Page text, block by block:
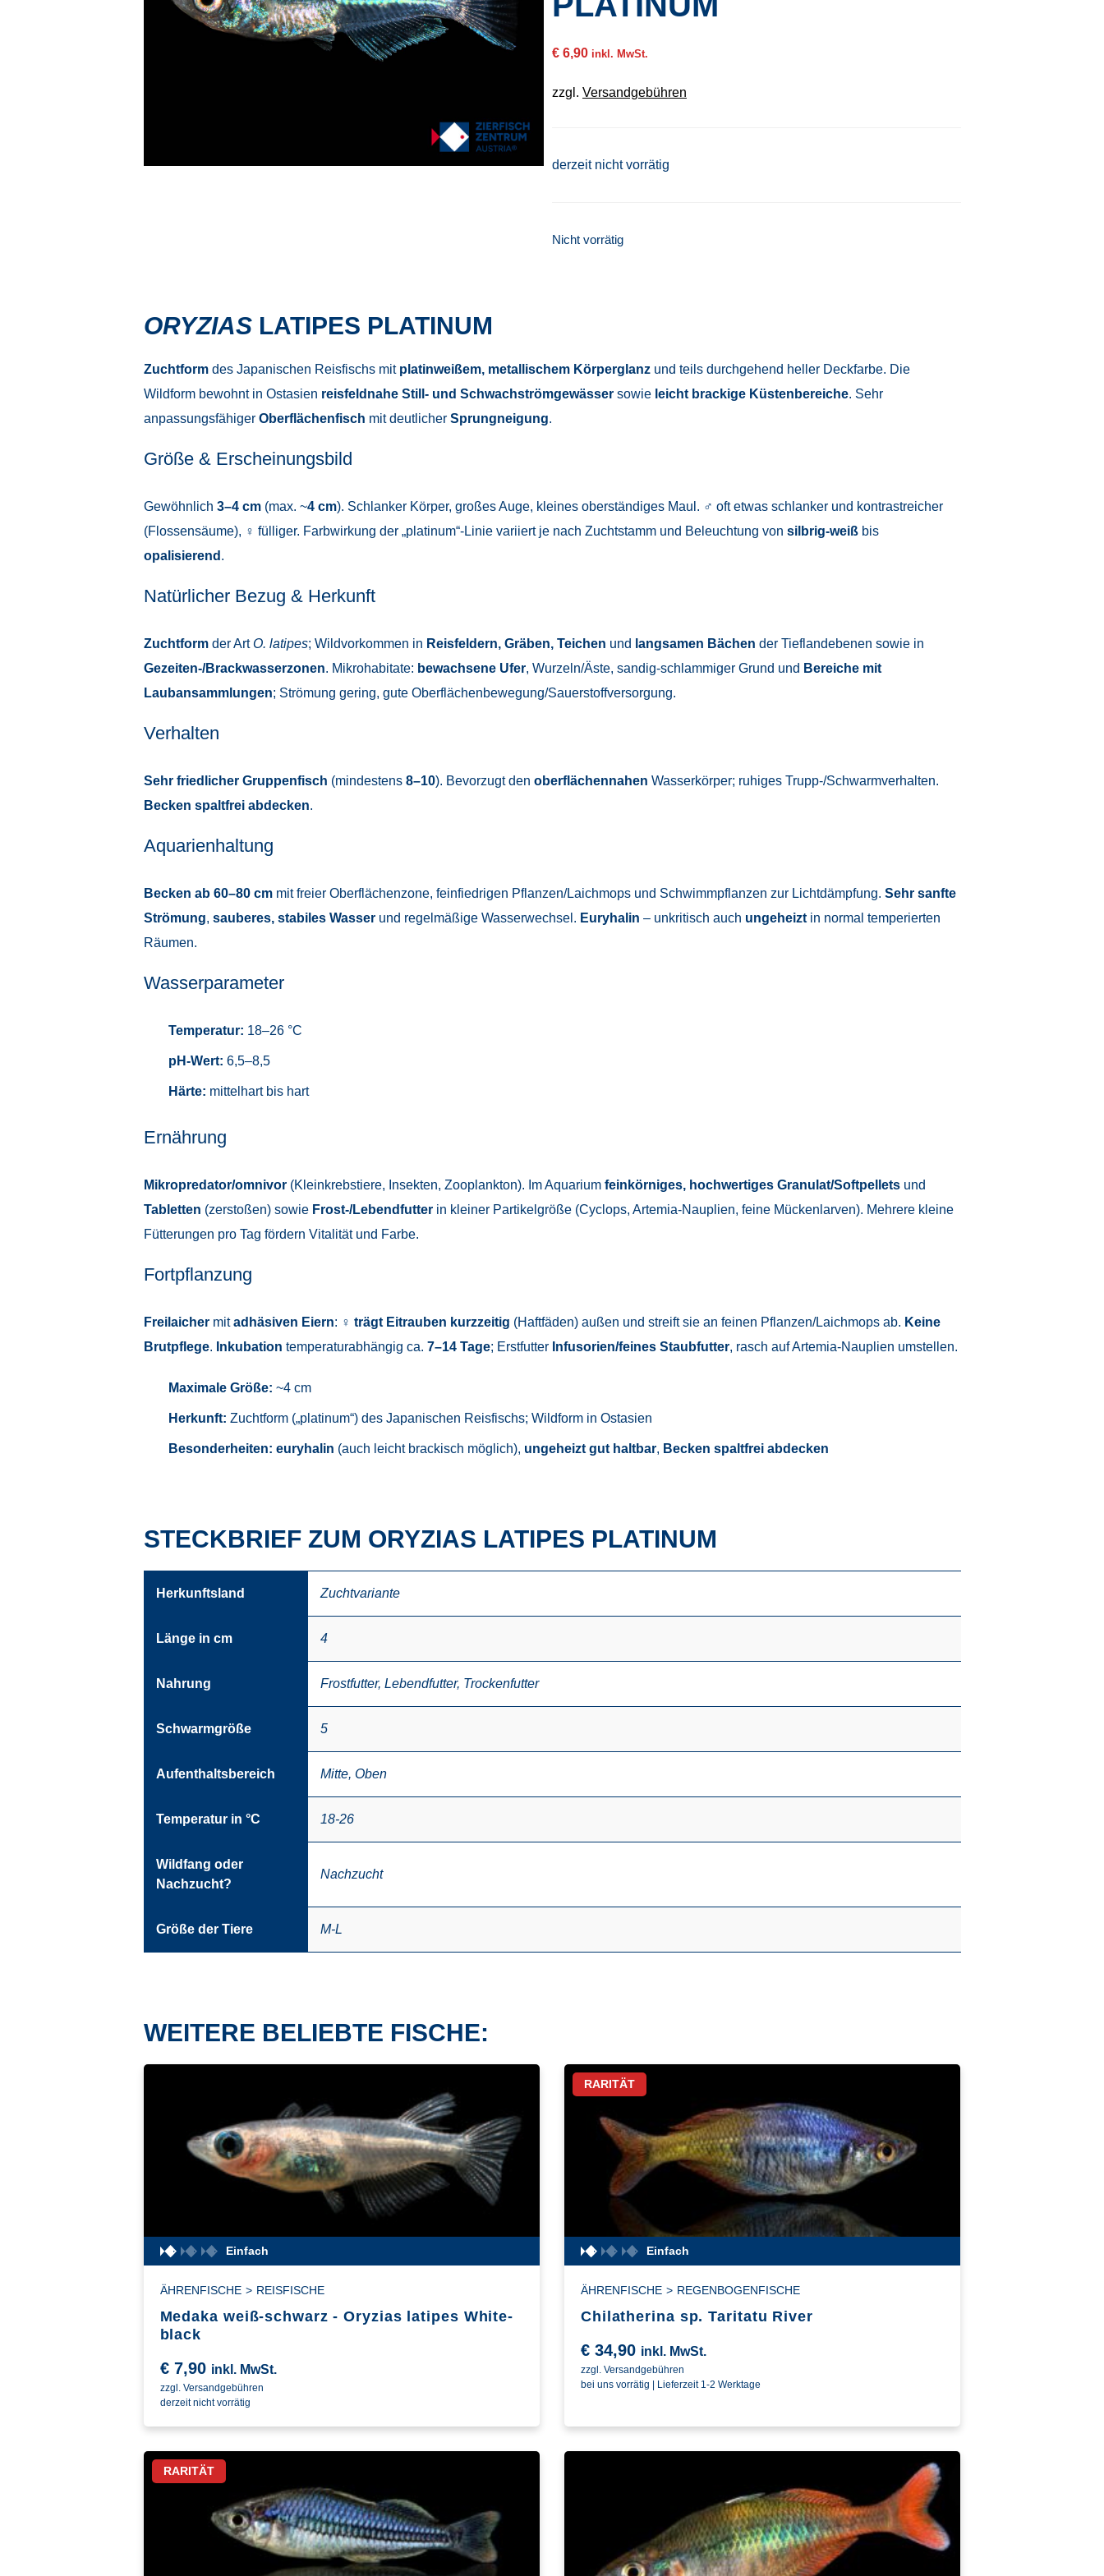
€ 6,90 inkl. MwSt.
zzgl. Versandgebühren
derzeit nicht vorrätig
Nicht vorrätig
ORYZIASLATIPES PLATINUM
Zuchtformdes Japanischen Reisfischs mit platinweißem, metallischem Körperglanzund teils durchgehend heller Deckfarbe. Die
Wildform bewohnt in Ostasien reisfeldnahe Still- und Schwachströmgewässersowie leicht brackige Küstenbereiche. Sehr
anpassungsfähiger Oberflächenfisch mit deutlicher Sprungneigung.
Größe & Erscheinungsbild
Gewöhnlich 3–4 cm(max. ~4 cm). Schlanker Körper, großes Auge, kleines oberständiges Maul. ♂ oft etwas schlanker und kontrastreicher
(Flossensäume), ♀ fülliger. Farbwirkung der „platinum“-Linie variiert je nach Zuchtstamm und Beleuchtung von silbrig-weißbis
opalisierend .
Natürlicher Bezug & Herkunft
Zuchtformder ArtO. latipes; Wildvorkommen in Reisfeldern, Gräben, Teichen und langsamen Bächen der Tieflandebenen sowie in
Gezeiten-/Brackwasserzonen. Mikrohabitate: bewachsene Ufer, Wurzeln/Äste, sandig-schlammiger Grund und Bereiche mit
Laubansammlungen; Strömung gering, gute Oberflächenbewegung/Sauerstoffversorgung.
Verhalten
Sehr friedlicher Gruppenfisch (mindestens 8–10). Bevorzugt den oberflächennahen Wasserkörper; ruhiges Trupp-/Schwarmverhalten.
Becken spaltfrei abdecken.
Aquarienhaltung
Becken ab 60–80 cmmit freier Oberflächenzone, feinfiedrigen Pflanzen/Laichmops und Schwimmpflanzen zur Lichtdämpfung. Sehr sanfte
Strömung, sauberes, stabiles Wasserund regelmäßige Wasserwechsel. Euryhalin – unkritisch auch ungeheiztin normal temperierten
Räumen.
Wasserparameter
Temperatur: 18–26 °C
pH-Wert: 6,5–8,5
Härte: mittelhart bis hart
Ernährung
Mikropredator/omnivor(Kleinkrebstiere, Insekten, Zooplankton). Im Aquarium feinkörniges, hochwertiges Granulat/Softpelletsund
Tabletten (zerstoßen) sowie Frost-/Lebendfutterin kleiner Partikelgröße (Cyclops, Artemia-Nauplien, feine Mückenlarven). Mehrere kleine
Fütterungen pro Tag fördern Vitalität und Farbe.
Fortpflanzung
Freilaichermitadhäsiven Eiern: ♀ trägt Eitrauben kurzzeitig (Haftfäden) außen und streift sie an feinen Pflanzen/Laichmops ab. Keine
Brutpflege. Inkubation temperaturabhängig ca. 7–14 Tage; Erstfutter Infusorien/feines Staubfutter, rasch auf Artemia-Nauplien umstellen.
Maximale Größe: ~4 cm
Herkunft: Zuchtform („platinum“) des Japanischen Reisfischs; Wildform in Ostasien
Besonderheiten: euryhalin (auch leicht brackisch möglich), ungeheizt gut haltbar, Becken spaltfrei abdecken
STECKBRIEF ZUM ORYZIAS LATIPES PLATINUM
Herkunftsland Zuchtvariante
Länge in cm 4
Nahrung Frostfutter, Lebendfutter, Trockenfutter
Schwarmgröße 5
Aufenthaltsbereich Mitte, Oben
Temperatur in °C 18-26
Wildfang oder
Nachzucht?
Nachzucht
Größe der Tiere M-L
WEITERE BELIEBTE FISCHE:
Einfach
ÄHRENFISCHE > REISFISCHE
Medaka weiß-schwarz - Oryzias latipes White-
black
€7,90 inkl. MwSt.
zzgl. Versandgebühren
derzeit nicht vorrätig
RARITÄT
Einfach
ÄHRENFISCHE > REGENBOGENFISCHE
Chilatherina sp. Taritatu River
€34,90 inkl. MwSt.
zzgl. Versandgebühren
bei uns vorrätig | Lieferzeit 1-2 Werktage
RARITÄT